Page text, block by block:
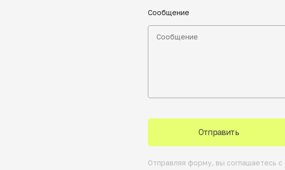
Сообщение
Отправить
Отправляя форму, вы соглашаетесь с